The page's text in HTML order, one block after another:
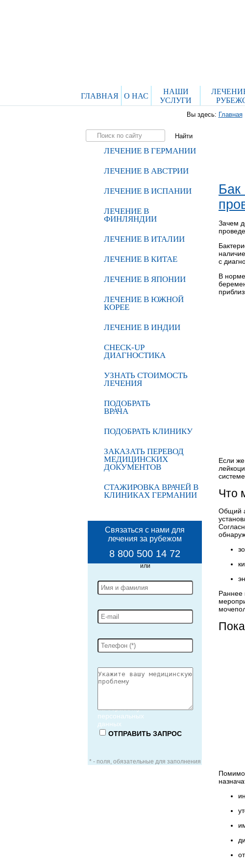
ГЛАВНАЯ О НАС
НАШИ
УСЛУГИ
Вы здесь: Главная
ЛЕЧЕНИЕ В ГЕРМАНИИ
ЛЕЧЕНИЕ В АВСТРИИ
ЛЕЧЕНИЕ В ИСПАНИИ
ЛЕЧЕНИЕ В
ФИНЛЯНДИИ
ЛЕЧЕНИЕ В ИТАЛИИ
ЛЕЧЕНИЕ В КИТАЕ
ЛЕЧЕНИЕ В ЯПОНИИ
ЛЕЧЕНИЕ В ЮЖНОЙ
КОРЕЕ
ЛЕЧЕНИЕ В ИНДИИ
CHECK-UP
ДИАГНОСТИКА
УЗНАТЬ СТОИМОСТЬ
ЛЕЧЕНИЯ
ПОДОБРАТЬ
ВРАЧА
ПОДОБРАТЬ КЛИНИКУ
ЗАКАЗАТЬ ПЕРЕВОД
МЕДИЦИНСКИХ
ДОКУМЕНТОВ
СТАЖИРОВКА ВРАЧЕЙ В
КЛИНИКАХ ГЕРМАНИИ
Связаться с нами для
лечения за рубежом
8 800 500 14 72
на обработку
персональных
данных
* - поля, обязательные для заполнения
Бак
Зачем
с
В
Если
Что
Общий
Раннее
Помимо